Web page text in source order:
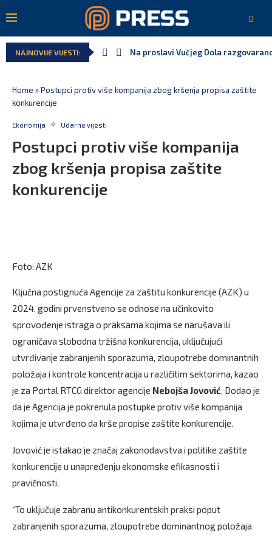
NAJNOVIJE VIJESTI: Na proslavi Vučjeg Dola
Home »Postupci protiv više kompanija zbog kršenja propisa zaštite
konkurencije
Ekonomija Udarne vijesti
Postupci protiv više kompanija
zbog kršenja propisa zaštite
konkurencije
Foto: AZK
Ključna postignuća Agencije za zaštitu konkurencije (AZK) u
2024. godini prvenstveno se odnose na učinkovito
sprovođenje istraga o praksama kojima se narušava ili
ograničava slobodna tržišna konkurencija, uključujući
utvrđivanje zabranjenih sporazuma, zloupotrebe dominantnih
položaja i kontrole koncentracija u različitim sektorima, kazao
je za Portal RTCG direktor agencije Nebojša Jovović. Dodao je
da je Agencija je pokrenula postupke protiv više kompanija
kojima je utvrđeno da krše propise zaštite konkurencije.
Jovović je istakao je značaj zakonodavstva i politike zaštite
konkurencije u unapređenju ekonomske efikasnosti i
pravičnosti.
“To uključuje zabranu antikonkurentskih praksi poput
zabranjenih sporazuma, zloupotrebe dominantnog položaja